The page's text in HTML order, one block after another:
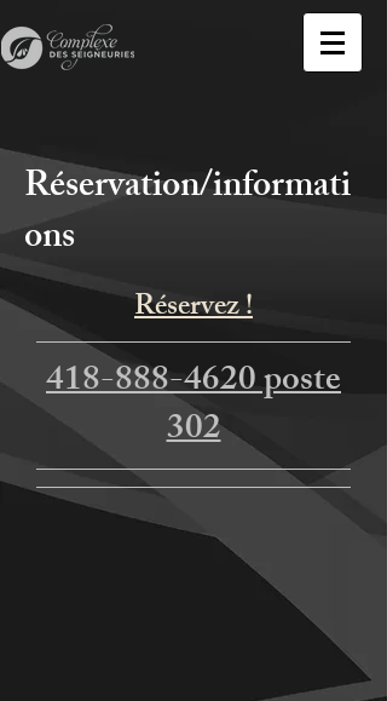
Réservation/informati
ons
Réservez!
418-888-4620 poste
302